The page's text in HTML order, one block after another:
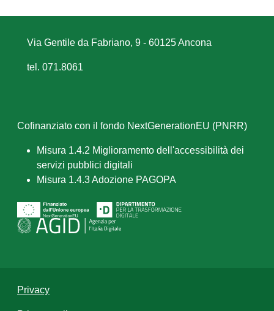
Via Gentile da Fabriano, 9 - 60125 Ancona
tel. 071.8061
Cofinanziato con il fondo NextGenerationEU (PNRR)
Misura 1.4.2 Miglioramento dell'accessibilità dei
servizi pubblici digitali
Misura 1.4.3 Adozione PAGOPA
Privacy